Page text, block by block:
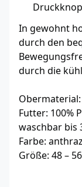
In gewohnt
durch den
durch die
Futter: 100%
waschbar bis
Farbe:
Größe: 48 – 56